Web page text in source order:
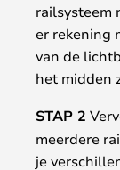
railsysteem
er rekening
van de
het midden
STAP 2
meerdere
je